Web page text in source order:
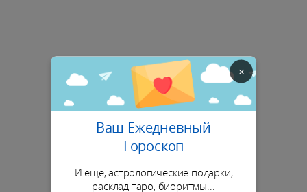
×
Ваш Ежедневный
Гороскоп
И еще, астрологические подарки,
расклад таро, биоритмы...